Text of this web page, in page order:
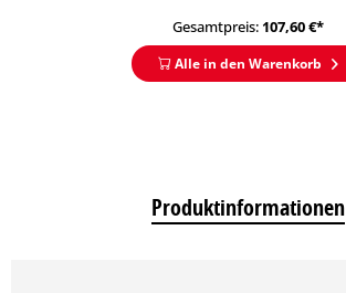
Gesamtpreis: 107,60€*
Alle in den Warenkorb
Produktinformationen